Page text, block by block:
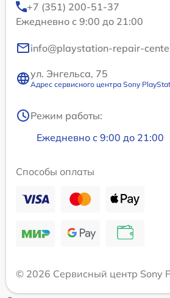
+7 (351) 200-51-37
Ежедневно с 9:00 до 21:00
info@playstation-repair-
ул. Энгельса, 75
Адрес сервисного центра Sony
Режим работы:
Ежедневно с 9:00 до 21:00
Способы оплаты
© 2026 Сервисный центр Sony